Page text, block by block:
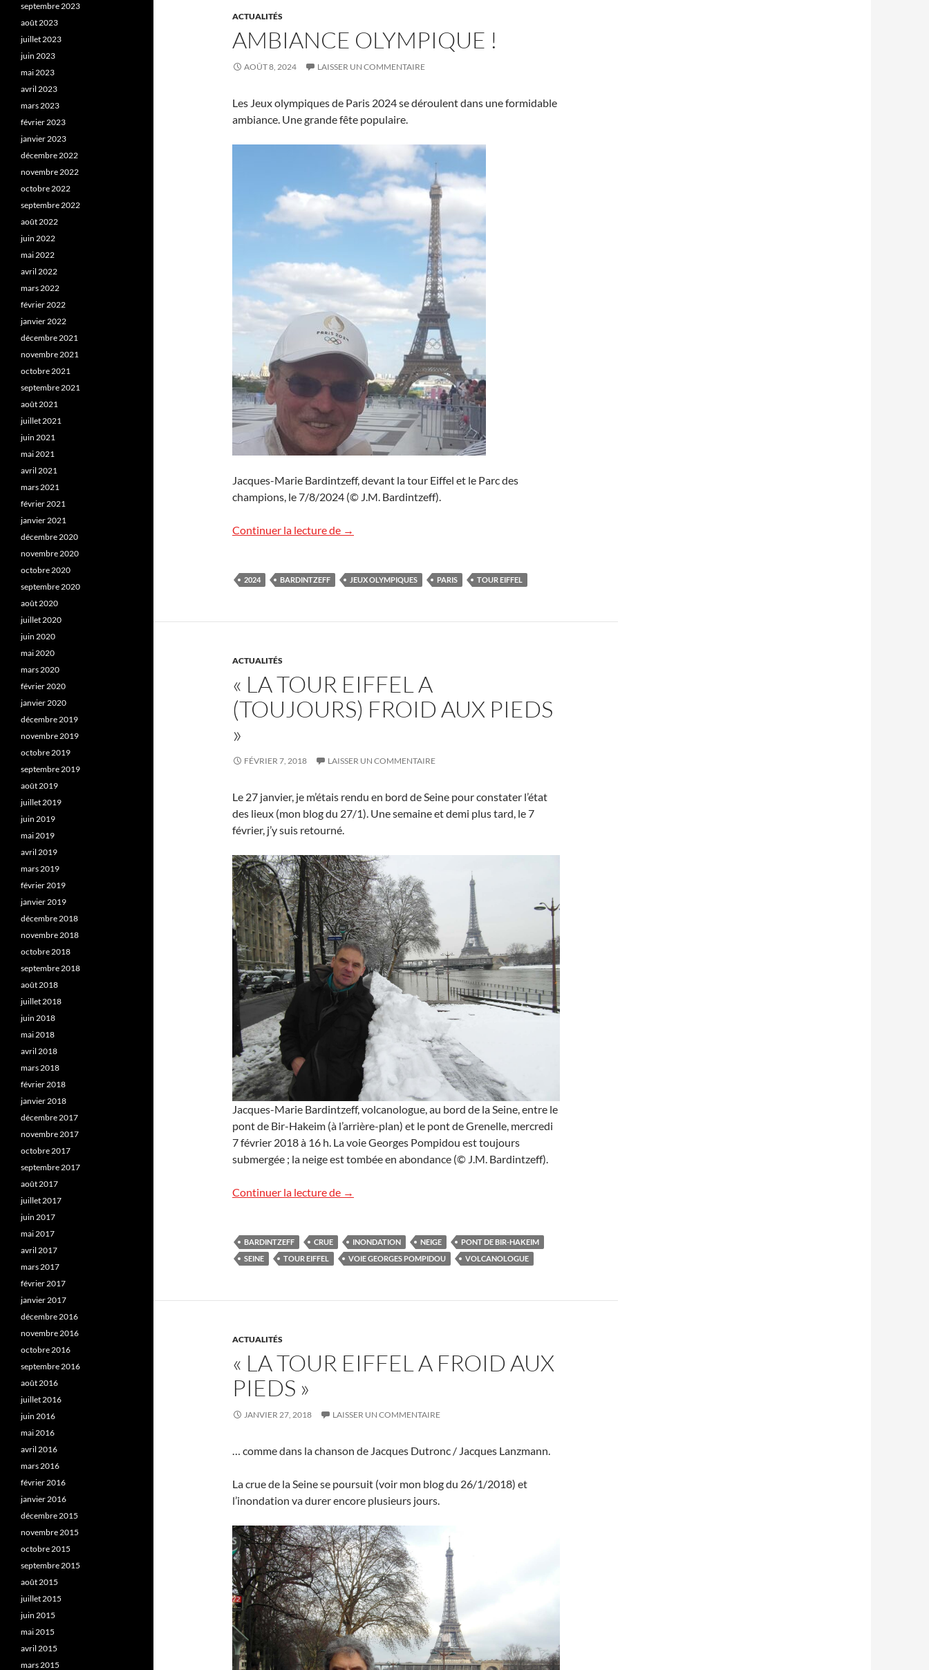
ACTUALITÉS
AMBIANCE OLYMPIQUE !
AOÛT 8, 2024 LAISSER UN COMMENTAIRE
Les Jeux olympiques de Paris 2024 se déroulent dans une formidable
ambiance. Une grande fête populaire.
Jacques-Marie Bardintzeff, devant la tour Eiffel et le Parc des
champions, le 7/8/2024 (© J.M. Bardintzeff).
Continuer la lecture de Ambiance olympique !
→
2024 BARDINTZEFF JEUX OLYMPIQUES PARIS TOUR EIFFEL
ACTUALITÉS
« LA TOUR EIFFEL A
(TOUJOURS) FROID AUX PIEDS
»
FÉVRIER 7, 2018 LAISSER UN COMMENTAIRE
Le 27 janvier, je m’étais rendu en bord de Seine pour constater l’état
des lieux (mon blog du 27/1). Une semaine et demi plus tard, le 7
février, j’y suis retourné.
Jacques-Marie Bardintzeff, volcanologue, au bord de la Seine, entre le
pont de Bir-Hakeim (à l’arrière-plan) et le pont de Grenelle, mercredi
7 février 2018 à 16 h. La voie Georges Pompidou est toujours
submergée ; la neige est tombée en abondance (© J.M. Bardintzeff).
Continuer la lecture de « La tour Eiffel a (toujours) froid aux pieds »
→
BARDINTZEFF CRUE INONDATION NEIGE
PONT DE BIR-HAKEIM
SEINE
TOUR EIFFEL VOIE GEORGES POMPIDOU VOLCANOLOGUE
ACTUALITÉS
« LA TOUR EIFFEL A FROID AUX
PIEDS »
JANVIER 27, 2018 LAISSER UN COMMENTAIRE
… comme dans la chanson de Jacques Dutronc / Jacques Lanzmann.
La crue de la Seine se poursuit (voir mon blog du 26/1/2018) et
l’inondation va durer encore plusieurs jours.
septembre 2023
août 2023
juillet 2023
juin 2023
mai 2023
avril 2023
mars 2023
février 2023
janvier 2023
décembre 2022
novembre 2022
octobre 2022
septembre 2022
août 2022
juin 2022
mai 2022
avril 2022
mars 2022
février 2022
janvier 2022
décembre 2021
novembre 2021
octobre 2021
septembre 2021
août 2021
juillet 2021
juin 2021
mai 2021
avril 2021
mars 2021
février 2021
janvier 2021
décembre 2020
novembre 2020
octobre 2020
septembre 2020
août 2020
juillet 2020
juin 2020
mai 2020
mars 2020
février 2020
janvier 2020
décembre 2019
novembre 2019
octobre 2019
septembre 2019
août 2019
juillet 2019
juin 2019
mai 2019
avril 2019
mars 2019
février 2019
janvier 2019
décembre 2018
novembre 2018
octobre 2018
septembre 2018
août 2018
juillet 2018
juin 2018
mai 2018
avril 2018
mars 2018
février 2018
janvier 2018
décembre 2017
novembre 2017
octobre 2017
septembre 2017
août 2017
juillet 2017
juin 2017
mai 2017
avril 2017
mars 2017
février 2017
janvier 2017
décembre 2016
novembre 2016
octobre 2016
septembre 2016
août 2016
juillet 2016
juin 2016
mai 2016
avril 2016
mars 2016
février 2016
janvier 2016
décembre 2015
novembre 2015
octobre 2015
septembre 2015
août 2015
juillet 2015
juin 2015
mai 2015
avril 2015
mars 2015